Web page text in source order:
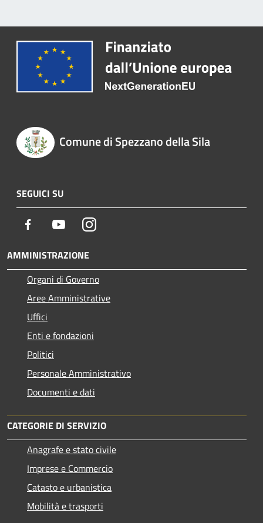
Comune di Spezzano della Sila
SEGUICI SU
Facebook YoutubeInstagram
AMMINISTRAZIONE
Organi di Governo
Aree Amministrative
Uffici
Enti e fondazioni
Politici
Personale Amministrativo
Documenti e dati
CATEGORIE DI SERVIZIO
Anagrafe e stato civile
Imprese e Commercio
Catasto e urbanistica
Mobilità e trasporti